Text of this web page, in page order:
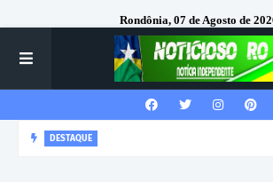
Rondônia, 07 de Agosto de
DESTAQUE